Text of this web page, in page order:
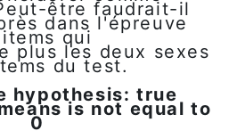
être faudrait-il
dans l'épreuve
qui
plus les deux sexes
du test.
hypothesis: true
is not equal to
0